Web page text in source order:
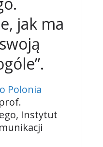
jak ma
Polonia
Instytut